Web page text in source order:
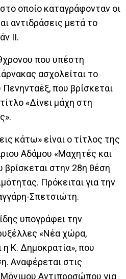
οποίο καταγράφονταν οι
αντιδράσεις μετά το
ΙΙ.
που υπέστη
ασχολείται το
που βρίσκεται
«Δίνει μάχη στη
κάτω» είναι ο τίτλος της
Αδάμου «Μαχητές και
στην 28η θέση
Πρόκειται για την
Σπετσιώτη.
υπογράφει την
«Νέα χώρα,
η Κ. Δημοκρατία», που
Αναφέρεται στις
Αντιπροσώπου για